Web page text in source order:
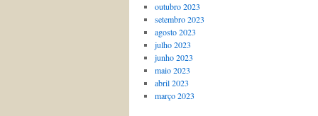
outubro 2023
setembro 2023
agosto 2023
julho 2023
junho 2023
maio 2023
abril 2023
março 2023